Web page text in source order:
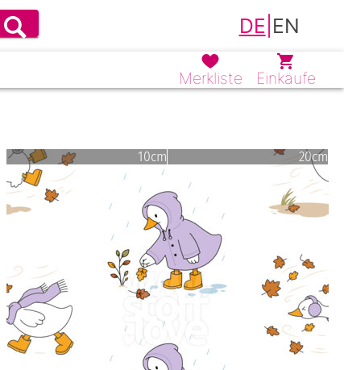
DE EN
Merkliste Einkäufe
10cm 20cm